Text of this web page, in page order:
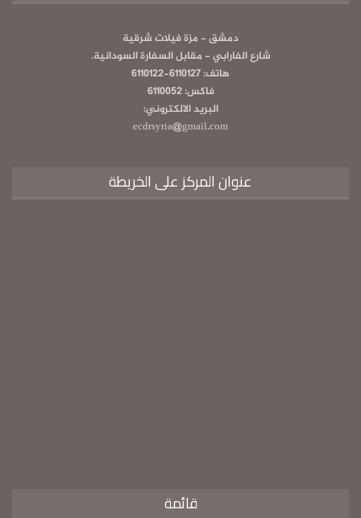
دمشق - مزة فيلات شرقية
شارع الفارابي - مقابل السفارة السودانية.
هاتف: 6110127-6110122
فاكس: 6110052
البريد الالكتروني:
ecdrsyria@gmail.com
عنوان المركز على الخريطة
قائمة